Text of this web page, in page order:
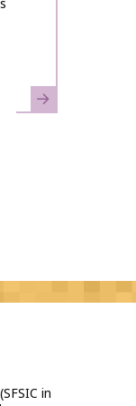
Learn more
in